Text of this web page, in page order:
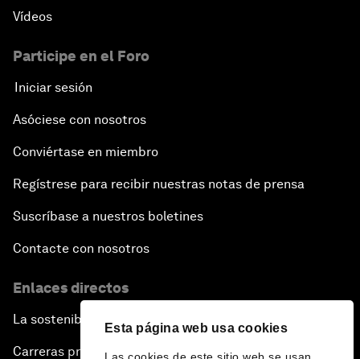
Esta página web usa cookies
Vídeos
Participe en el Foro
Iniciar sesión
Asóciese con nosotros
Conviértase en miembro
Regístrese para recibir nuestras notas de prensa
Suscríbase a nuestros boletines
Contacte con nosotros
Enlaces directos
La sostenibilidad en el Foro
Carreras profesionales